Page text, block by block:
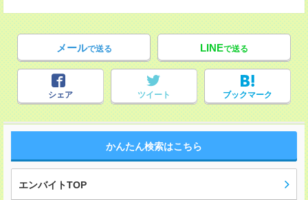
メールで送る LINEで送る
シェア ツイート ブックマーク
かんたん検索はこちら
エンバイトTOP